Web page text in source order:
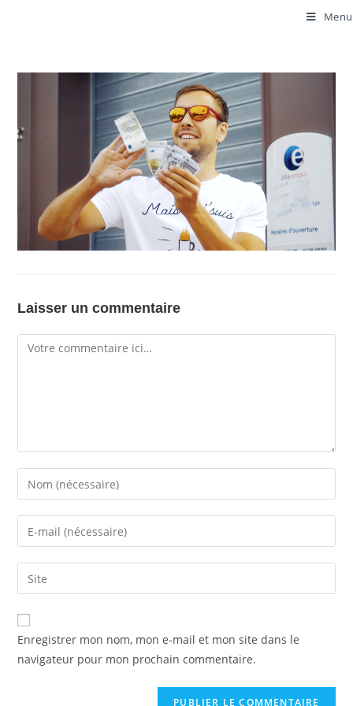
Menu
Laisser un commentaire
Enregistrer mon nom, mon e-mail et mon site dans le
navigateur pour mon prochain commentaire.